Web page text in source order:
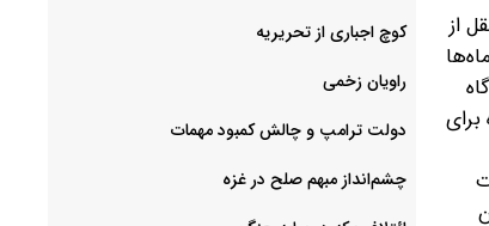
از
کوچ اجباری از تحریریه
راویان زخمی
دولت ترامپ و چالش کمبود مهمات
چشم‌انداز مبهم صلح در غزه